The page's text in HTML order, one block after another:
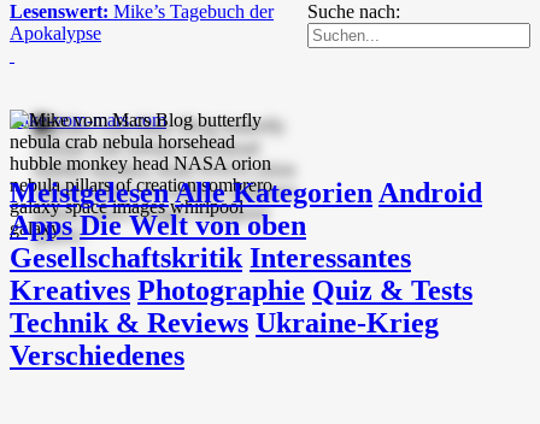
Suche nach:
Lesenswert: Mike’s Tagebuch der
Apokalypse
mike-vom-mars.com
MeistgelesenAlle Kategorien Android
Apps Die Welt von oben
Gesellschaftskritik Interessantes
Kreatives Photographie Quiz & Tests
Technik & Reviews Ukraine-Krieg
Verschiedenes